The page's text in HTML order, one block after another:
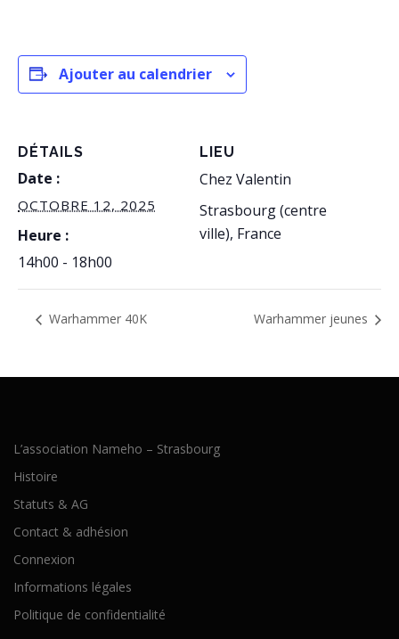
Ajouter au calendrier
DÉTAILS
Date :
OCTOBRE 12, 2025
Heure :
14h00 - 18h00
LIEU
Chez Valentin
Strasbourg (centre
ville), France
Warhammer 40K Warhammer jeunes
L’association Nameho – Strasbourg
Histoire
Statuts & AG
Contact & adhésion
Connexion
Informations légales
Politique de confidentialité